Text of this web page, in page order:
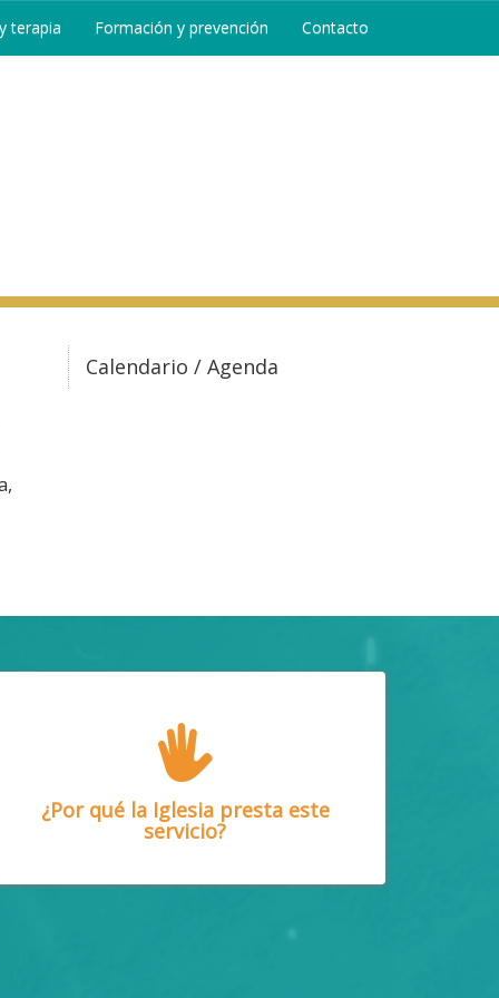
terapia Formación y prevención Contacto
Calendario / Agenda
¿Por qué la Iglesia presta este
servicio?